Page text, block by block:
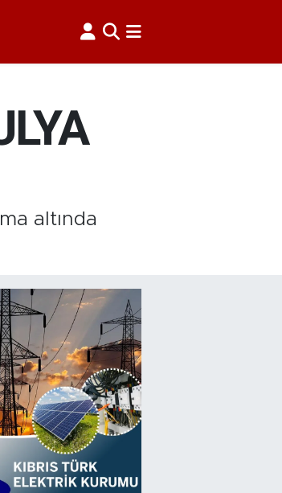
altında